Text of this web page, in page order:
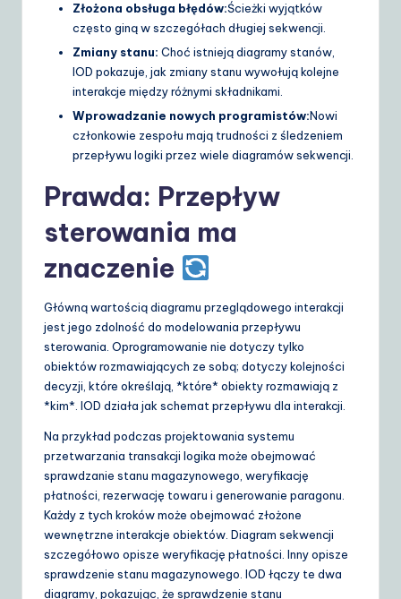
Złożona obsługa błędów:Ścieżki wyjątków
często giną w szczegółach długiej sekwencji.
Zmiany stanu: Choć istnieją diagramy stanów,
IOD pokazuje, jak zmiany stanu wywołują kolejne
interakcje między różnymi składnikami.
Wprowadzanie nowych programistów:Nowi
członkowie zespołu mają trudności z śledzeniem
przepływu logiki przez wiele diagramów sekwencji.
Prawda: Przepływ
sterowania ma
znaczenie
Główną wartością diagramu przeglądowego interakcji
jest jego zdolność do modelowania przepływu
sterowania. Oprogramowanie nie dotyczy tylko
obiektów rozmawiających ze sobą; dotyczy kolejności
decyzji, które określają, *które* obiekty rozmawiają z
*kim*. IOD działa jak schemat przepływu dla interakcji.
Na przykład podczas projektowania systemu
przetwarzania transakcji logika może obejmować
sprawdzanie stanu magazynowego, weryfikację
płatności, rezerwację towaru i generowanie paragonu.
Każdy z tych kroków może obejmować złożone
wewnętrzne interakcje obiektów. Diagram sekwencji
szczegółowo opisze weryfikację płatności. Inny opisze
sprawdzenie stanu magazynowego. IOD łączy te dwa
diagramy, pokazując, że sprawdzenie stanu